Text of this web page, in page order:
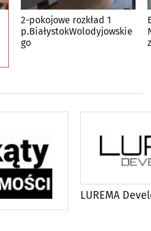
2-pokojowe rozkład 1
p.BiałystokWolodyjowskie
go
LUREMA